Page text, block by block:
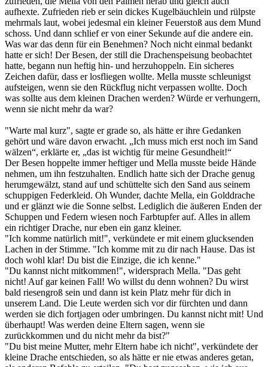
aufhexte. Zufrieden rieb er sein dickes Kugelbäuchlein und rülpste
mehrmals laut, wobei jedesmal ein kleiner Feuerstoß aus dem Mund
schoss. Und dann schlief er von einer Sekunde auf die andere ein.
Was war das denn für ein Benehmen? Noch nicht einmal bedankt
hatte er sich! Der Besen, der still die Drachenspeisung beobachtet
hatte, begann nun heftig hin- und herzuhoppeln. Ein sicheres
Zeichen dafür, dass er losfliegen wollte. Mella musste schleunigst
aufsteigen, wenn sie den Rückflug nicht verpassen wollte. Doch
was sollte aus dem kleinen Drachen werden? Würde er verhungern,
wenn sie nicht mehr da war?
"Warte mal kurz", sagte er grade so, als hätte er ihre Gedanken
gehört und wäre davon erwacht. „Ich muss mich erst noch im Sand
wälzen“, erklärte er, „das ist wichtig für meine Gesundheit!“
Der Besen hoppelte immer heftiger und Mella musste beide Hände
nehmen, um ihn festzuhalten. Endlich hatte sich der Drache genug
herumgewälzt, stand auf und schüttelte sich den Sand aus seinem
schuppigen Federkleid. Oh Wunder, dachte Mella, ein Golddrache
und er glänzt wie die Sonne selbst. Lediglich die äußeren Enden der
Schuppen und Federn wiesen noch Farbtupfer auf. Alles in allem
ein richtiger Drache, nur eben ein ganz kleiner.
"Ich komme natürlich mit!", verkündete er mit einem glucksenden
Lachen in der Stimme. "Ich komme mit zu dir nach Hause. Das ist
doch wohl klar! Du bist die Einzige, die ich kenne."
"Du kannst nicht mitkommen!", widersprach Mella. "Das geht
nicht! Auf gar keinen Fall! Wo willst du denn wohnen? Du wirst
bald riesengroß sein und dann ist kein Platz mehr für dich in
unserem Land. Die Leute werden sich vor dir fürchten und dann
werden sie dich fortjagen oder umbringen. Du kannst nicht mit! Und
überhaupt! Was werden deine Eltern sagen, wenn sie
zurückkommen und du nicht mehr da bist?"
"Du bist meine Mutter, mehr Eltern habe ich nicht", verkündete der
kleine Drache entschieden, so als hätte er nie etwas anderes getan,